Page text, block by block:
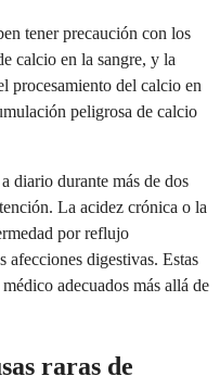
tener precaución con los
calcio en la sangre, y la
procesamiento del calcio en
peligrosa de calcio
diario durante más de dos
La acidez crónica o la
por reflujo
afecciones digestivas. Estas
adecuados más allá de
raras de